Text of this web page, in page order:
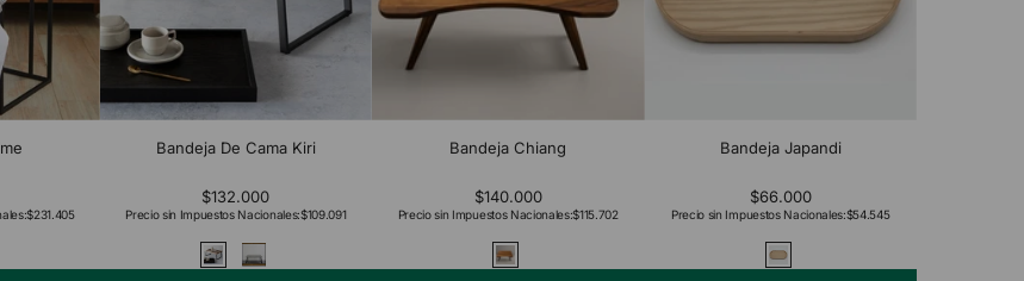
$231.405
Bandeja De Cama Kiri
$132.000
Precio sin Impuestos Nacionales:$109.091
Bandeja Chiang
$140.000
Precio sin Impuestos Nacionales:$115.702
Bandeja Japandi
$66.000
Precio sin Impuestos Nacionales:$54.545